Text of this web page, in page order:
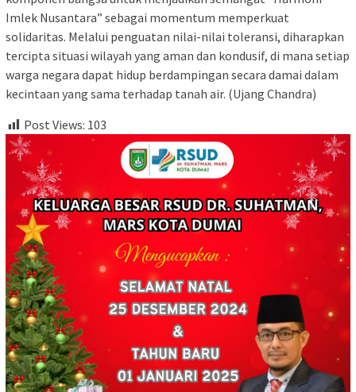
Imlek Nusantara” sebagai momentum memperkuat
solidaritas. Melalui penguatan nilai-nilai toleransi, diharapkan
tercipta situasi wilayah yang aman dan kondusif, di mana setiap
warga negara dapat hidup berdampingan secara damai dalam
kecintaan yang sama terhadap tanah air. (Ujang Chandra)
Post Views: 103